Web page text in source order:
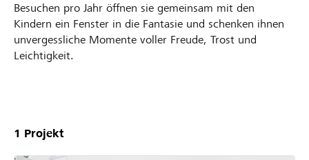
Besuchen pro Jahr öffnen sie gemeinsam mit den
Kindern ein Fenster in die Fantasie und schenken ihnen
unvergessliche Momente voller Freude, Trost und
Leichtigkeit.
Projekte
1 Projekt